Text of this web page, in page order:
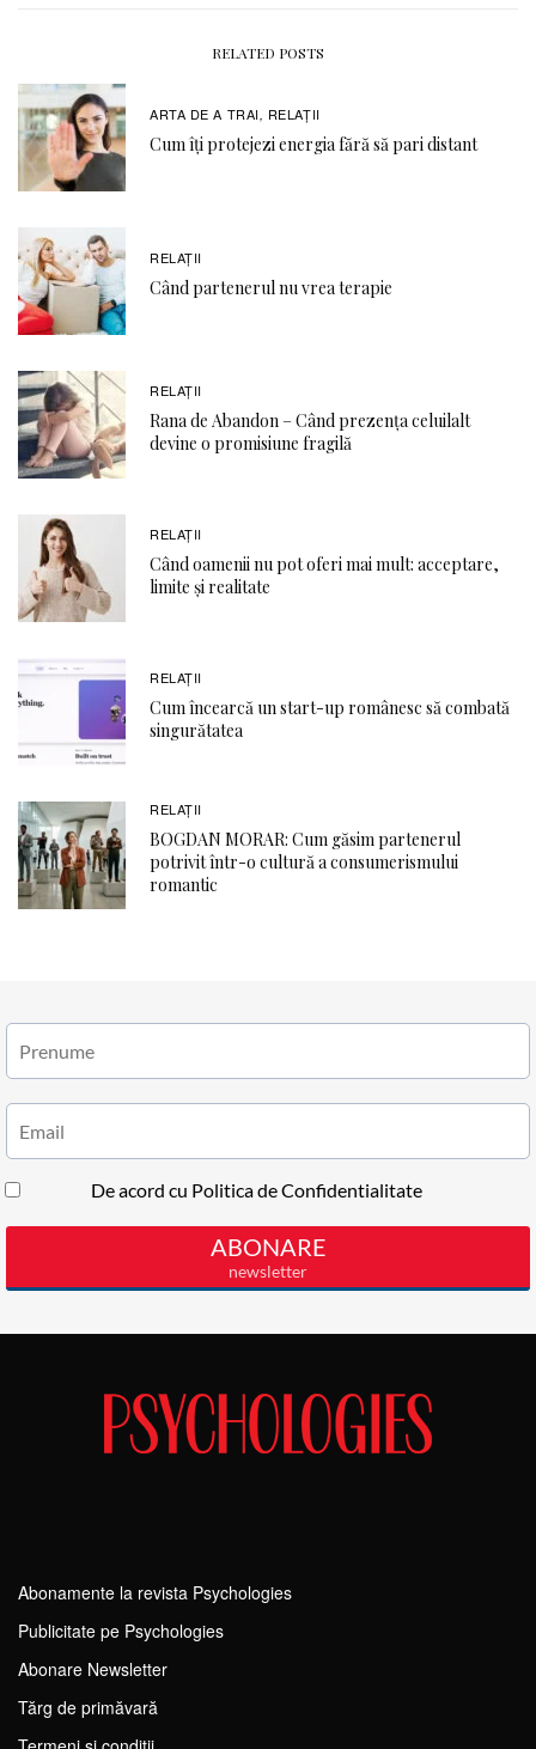
RELATED POSTS
ARTA DE A TRAI, RELAŢII
Cum îți protejezi energia fără să pari distant
RELAŢII
Când partenerul nu vrea terapie
RELAŢII
Rana de Abandon – Când prezența celuilalt
devine o promisiune fragilă
RELAŢII
Când oamenii nu pot oferi mai mult: acceptare,
limite și realitate
RELAŢII
Cum încearcă un start-up românesc să combată
singurătatea
RELAŢII
BOGDAN MORAR: Cum găsim partenerul
potrivit într-o cultură a consumerismului
romantic
Abonamente la revista Psychologies
Publicitate pe Psychologies
Abonare Newsletter
Tărg de primăvară